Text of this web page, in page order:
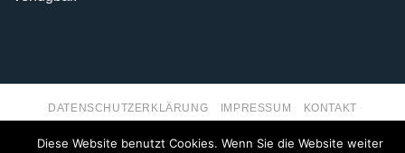
DATENSCHUTZERKLÄRUNG IMPRESSUM KONTAKT
Diese Website benutzt Cookies. Wenn Sie die Website weiter